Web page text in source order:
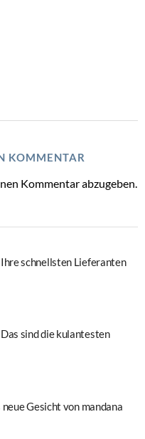
KOMMENTAR
Kommentar abzugeben.
schnellsten Lieferanten
sind die kulantesten
Gesicht von mandana